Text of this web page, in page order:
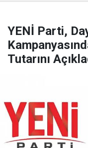
YENİ Parti,
Tutarını